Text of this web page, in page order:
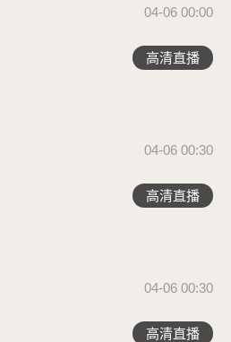
04-06 00:00
高清直播
04-06 00:30
高清直播
04-06 00:30
高清直播